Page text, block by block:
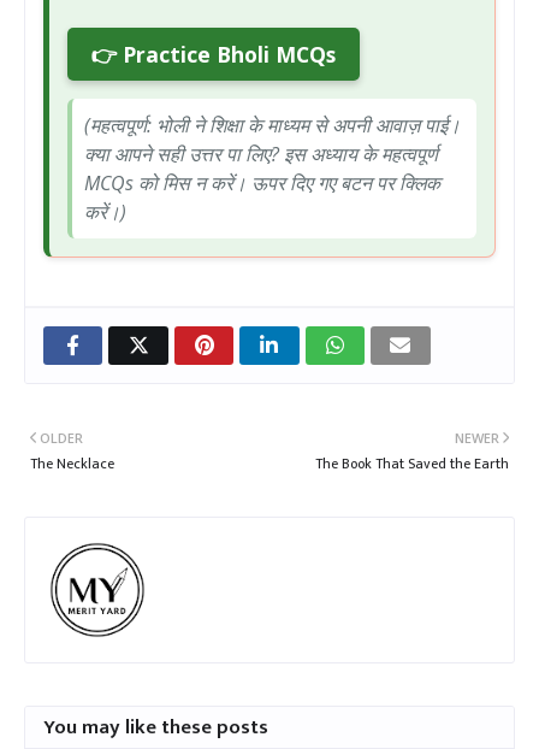
👉 Practice Bholi MCQs
(महत्वपूर्ण: भोली ने शिक्षा के माध्यम से अपनी आवाज़ पाई।
क्या आपने सही उत्तर पा लिए? इस अध्याय के महत्वपूर्ण
MCQs को मिस न करें। ऊपर दिए गए बटन पर क्लिक
करें।)
NEWER
The Book That Saved the Earth
OLDER
The Necklace
You may like these posts